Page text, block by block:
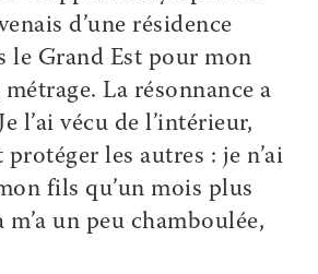
d’une résidence
le Grand Est pour mon
La résonnance a
l’ai vécu de l’intérieur,
les autres : je n’ai
fils qu’un mois plus
un peu chamboulée,